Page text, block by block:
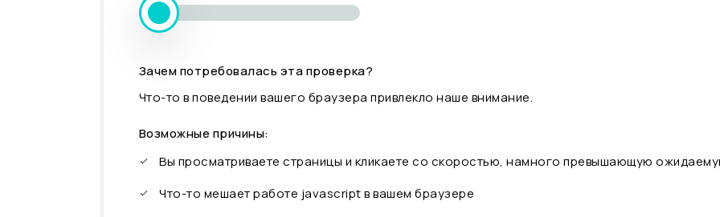
Зачем потребовалась эта проверка?
Что-то в поведении вашего браузера привлекло наше внимание.
Возможные причины:
Вы просматриваете страницы и кликаете со скоростью, намного превышающую
Что-то мешает работе javascript в вашем браузере